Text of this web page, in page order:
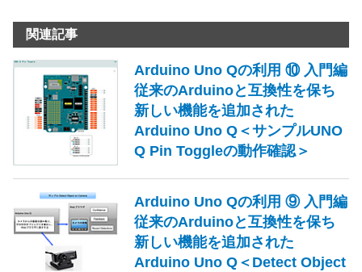
関連記事
Arduino Uno Qの利用 ⑩ 入門編
従来のArduinoと互換性を保ち
新しい機能を追加された
Arduino Uno Q＜サンプルUNO
Q Pin Toggleの動作確認＞
Arduino Uno Qの利用 ⑨ 入門編
従来のArduinoと互換性を保ち
新しい機能を追加された
Arduino Uno Q＜Detect Object